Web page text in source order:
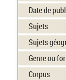
Date de
Sujets
Sujets
Genre ou
Corpus